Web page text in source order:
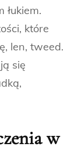
łukiem.
które
len, tweed.
się
w